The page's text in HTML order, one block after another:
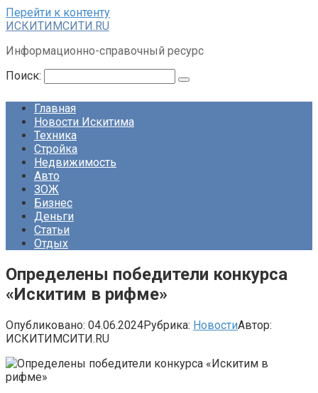
Перейти к контенту
ИСКИТИМСИТИ.RU
Информационно-справочный ресурс
Поиск:
Главная
Новости Искитима
Техника
Стройка
Недвижимость
Авто
ЗОЖ
Бизнес
Деньги
Статьи
Отдых
Определены победители конкурса
«Искитим в рифме»
Опубликовано: 04.06.2024Рубрика: НовостиАвтор:
ИСКИТИМСИТИ.RU